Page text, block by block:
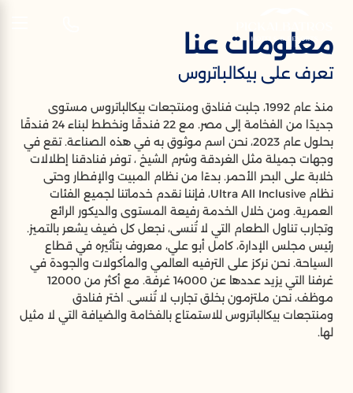
معلومات عنا
تعرف على بيكالباتروس
معلومات عنا
تعرف على بيكالباتروس
منذ عام 1992، جلبت فنادق ومنتجعات بيكالباتروس مستوى
جديدًا من الفخامة إلى مصر. مع 22 فندقًا ونخطط لبناء 24 فندقًا
بحلول عام 2023، نحن اسم موثوق به في هذه الصناعة. تقع في
وجهات جميلة مثل الغردقة وشرم الشيخ ، توفر فنادقنا إطلالات
خلابة على البحر الأحمر. بدءًا من نظام المبيت والإفطار وحتى
نظام Ultra All Inclusive، فإننا نقدم خدماتنا لجميع الفئات
العمرية. ومن خلال الخدمة رفيعة المستوى والديكور الرائع
وتجارب تناول الطعام التي لا تُنسى، نجعل كل ضيف يشعر بالتميز.
رئيس مجلس الإدارة، كامل أبو علي، معروف بتأثيره في قطاع
السياحة. نحن نركز على الترفيه العالمي والمأكولات والجودة في
غرفنا التي يزيد عددها عن 14000 غرفة. مع أكثر من 12000
موظف، نحن ملتزمون بخلق تجارب لا تُنسى. اختر فنادق
ومنتجعات بيكالباتروس للاستمتاع بالفخامة والضيافة التي لا مثيل
لها.